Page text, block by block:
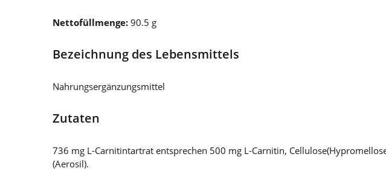
Nettofüllmenge: 90.5 g
Bezeichnung des Lebensmittels
Nahrungsergänzungsmittel
Zutaten
736 mg L-Carnitintartrat entsprechen 500 mg L-Carnitin,
(Aerosil).